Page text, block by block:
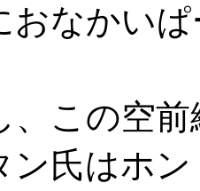
おなかい
、この空
ン氏はホ